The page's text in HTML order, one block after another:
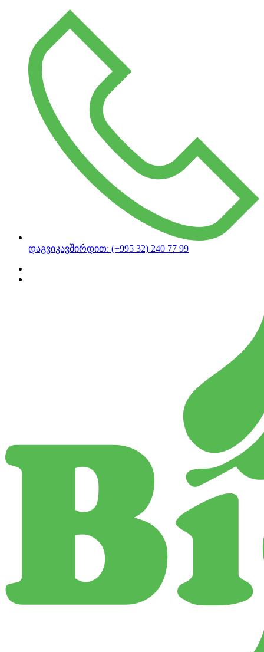
დაგვიკავშირდით: (+995 32) 240 77 99